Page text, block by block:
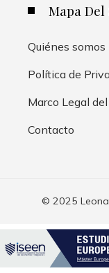
Mapa Del
Quiénes somos
Política de
Marco Legal
Contacto
© 2025